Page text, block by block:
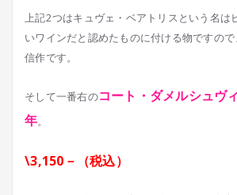
上記2つはキュヴェ・ベアトリスという名は
いワインだと認めたものに付ける物ですの
信作です。
そして一番右のコート・ダメルシュヴ
年。
\3,150－（税込）